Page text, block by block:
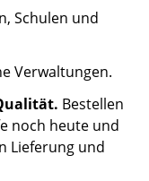
Schulen und
Verwaltungen.
Bestellen
noch heute und
Lieferung und